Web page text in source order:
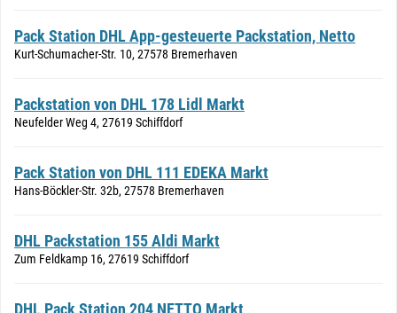
Pack Station DHL App-gesteuerte Packstation, Netto
Kurt-Schumacher-Str. 10, 27578 Bremerhaven
Packstation von DHL 178 Lidl Markt
Neufelder Weg 4, 27619 Schiffdorf
Pack Station von DHL 111 EDEKA Markt
Hans-Böckler-Str. 32b, 27578 Bremerhaven
DHL Packstation 155 Aldi Markt
Zum Feldkamp 16, 27619 Schiffdorf
DHL Pack Station 204 NETTO Markt